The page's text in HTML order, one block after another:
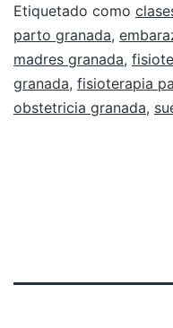
Etiquetado como
parto granada,
madres granada,
granada, fisioterapia
obstetricia granada,